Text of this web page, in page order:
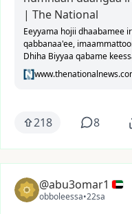
| The National
Eeyyama hojii dhaabamee
qabbanaa'ee,
Dhiha Biyyaa qabame
218 8
@abu3omar1
obboleessa•22sa